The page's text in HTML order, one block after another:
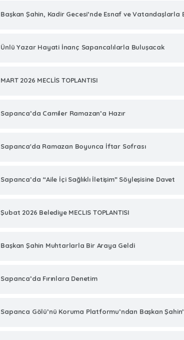
Başkan Şahin, Kadir Gecesi’nde Esnaf ve Vatandaşlarla
Ünlü Yazar Hayati İnanç Sapancalılarla Buluşacak
MART 2026 MECLİS TOPLANTISI
Sapanca’da Camiler Ramazan’a Hazır
Sapanca'da Ramazan Boyunca İftar Sofrası
Sapanca’da “Aile İçi Sağlıklı İletişim” Söyleşisine Davet
Şubat 2026 Belediye MECLIS TOPLANTISI
Başkan Şahin Muhtarlarla Bir Araya Geldi
Sapanca’da Fırınlara Denetim
Sapanca Gölü’nü Koruma Platformu’ndan Başkan